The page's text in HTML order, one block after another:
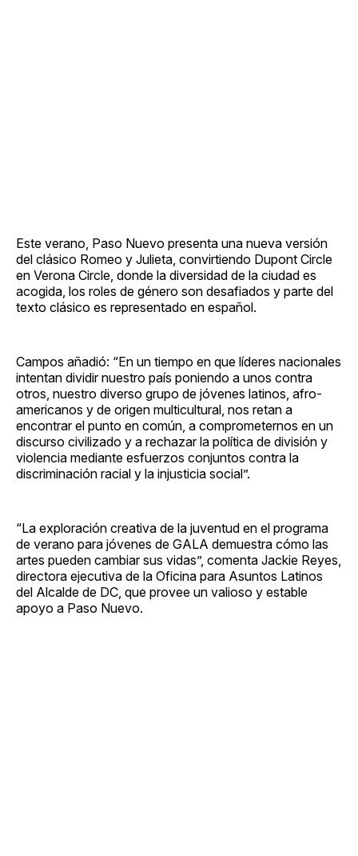
Este verano, Paso Nuevo presenta una nueva versión
del clásico Romeo y Julieta, convirtiendo Dupont Circle
en Verona Circle, donde la diversidad de la ciudad es
acogida, los roles de género son desafiados y parte del
texto clásico es representado en español.
Campos añadió: “En un tiempo en que líderes nacionales
intentan dividir nuestro país poniendo a unos contra
otros, nuestro diverso grupo de jóvenes latinos, afro-
americanos y de origen multicultural, nos retan a
encontrar el punto en común, a comprometernos en un
discurso civilizado y a rechazar la política de división y
violencia mediante esfuerzos conjuntos contra la
discriminación racial y la injusticia social”.
“La exploración creativa de la juventud en el programa
de verano para jóvenes de GALA demuestra cómo las
artes pueden cambiar sus vidas”, comenta Jackie Reyes,
directora ejecutiva de la Oficina para Asuntos Latinos
del Alcalde de DC, que provee un valioso y estable
apoyo a Paso Nuevo.